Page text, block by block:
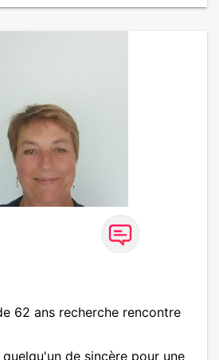
62 ans recherche rencontre
de sincère pour une